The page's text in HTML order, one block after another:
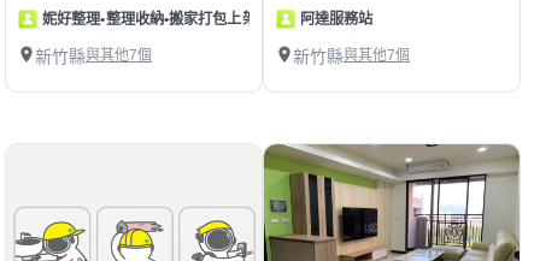
妮好整理•整理收納•搬家打包上架
新竹縣與其他7個
阿達服務站
新竹縣與其他7個